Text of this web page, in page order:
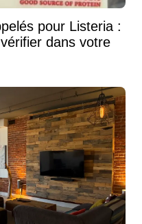
pour Listeria :
dans votre